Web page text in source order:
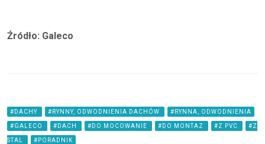
Źródło: Galeco
#DACHY #RYNNY, ODWODNIENIA DACHÓW #RYNNA, ODWODNIENIA
#GALECO #DACH #DO MOCOWANIE #DO MONTAZ #Z PVC #Z
STAL #PORADNIK